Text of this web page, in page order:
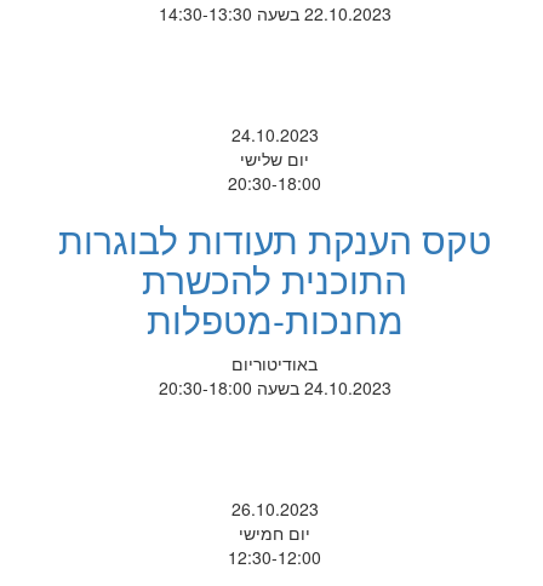
22.10.2023 בשעה 14:30-13:30
24.10.2023
יום שלישי
20:30-18:00
טקס הענקת תעודות לבוגרות
התוכנית להכשרת
מחנכות-מטפלות
באודיטוריום
24.10.2023 בשעה 20:30-18:00
26.10.2023
יום חמישי
12:30-12:00